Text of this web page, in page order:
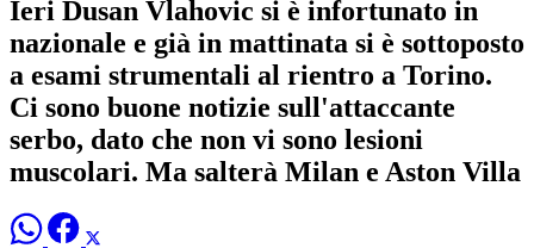
Ieri Dusan Vlahovic si è infortunato in
nazionale e già in mattinata si è sottoposto
a esami strumentali al rientro a Torino.
Ci sono buone notizie sull'attaccante
serbo, dato che non vi sono lesioni
muscolari. Ma salterà Milan e Aston Villa